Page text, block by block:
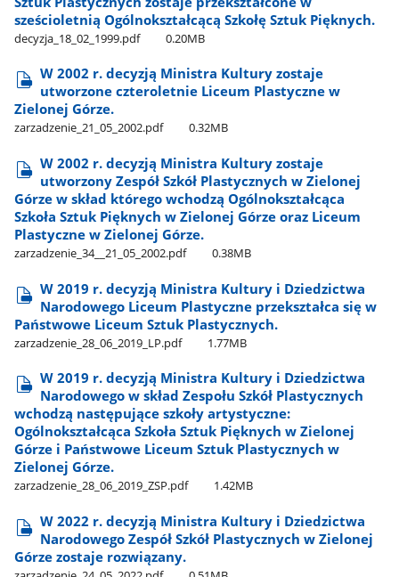
sześcioletnią Ogólnokształcącą Szkołę Sztuk Pięknych.
decyzja​_18​_02​_1999.pdf 0.20MB
W 2002 r. decyzją Ministra Kultury zostaje
utworzone czteroletnie Liceum Plastyczne w
Zielonej Górze.
zarzadzenie​_21​_05​_2002.pdf 0.32MB
W 2002 r. decyzją Ministra Kultury zostaje
utworzony Zespół Szkół Plastycznych w Zielonej
Górze w skład którego wchodzą Ogólnokształcąca
Szkoła Sztuk Pięknych w Zielonej Górze oraz Liceum
Plastyczne w Zielonej Górze.
zarzadzenie​_34​_​_21​_05​_2002.pdf 0.38MB
W 2019 r. decyzją Ministra Kultury i Dziedzictwa
Narodowego Liceum Plastyczne przekształca się w
Państwowe Liceum Sztuk Plastycznych.
zarzadzenie​_28​_06​_2019​_LP.pdf 1.77MB
W 2019 r. decyzją Ministra Kultury i Dziedzictwa
Narodowego w skład Zespołu Szkół Plastycznych
wchodzą następujące szkoły artystyczne:
Ogólnokształcąca Szkoła Sztuk Pięknych w Zielonej
Górze i Państwowe Liceum Sztuk Plastycznych w
Zielonej Górze.
zarzadzenie​_28​_06​_2019​_ZSP.pdf 1.42MB
W 2022 r. decyzją Ministra Kultury i Dziedzictwa
Narodowego Zespół Szkół Plastycznych w Zielonej
Górze zostaje rozwiązany.